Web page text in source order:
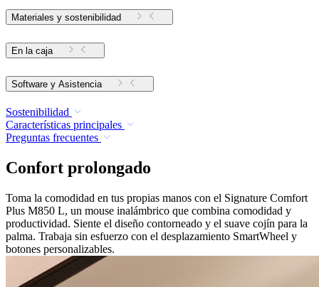
Materiales y sostenibilidad
En la caja
Software y Asistencia
Sostenibilidad
Características principales
Preguntas frecuentes
Confort prolongado
Toma la comodidad en tus propias manos con el Signature Comfort
Plus M850 L, un mouse inalámbrico que combina comodidad y
productividad. Siente el diseño contorneado y el suave cojín para la
palma. Trabaja sin esfuerzo con el desplazamiento SmartWheel y
botones personalizables.